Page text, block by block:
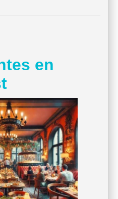
en